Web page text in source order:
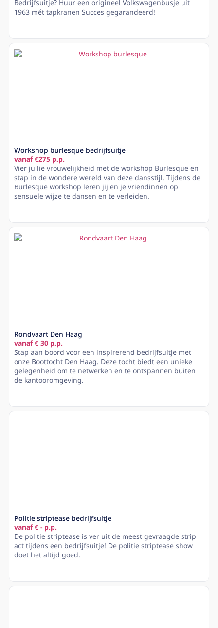
Bedrijfsuitje? Huur een origineel Volkswagenbusje uit
1963 mét tapkranen Succes gegarandeerd!
Workshop burlesque bedrijfsuitje
vanaf €275 p.p.
Vier jullie vrouwelijkheid met de workshop Burlesque en
stap in de wondere wereld van deze dansstijl. Tijdens de
Burlesque workshop leren jij en je vriendinnen op
sensuele wijze te dansen en te verleiden.
Rondvaart Den Haag
vanaf € 30 p.p.
Stap aan boord voor een inspirerend bedrijfsuitje met
onze Boottocht Den Haag. Deze tocht biedt een unieke
gelegenheid om te netwerken en te ontspannen buiten
de kantooromgeving.
Politie striptease bedrijfsuitje
vanaf € - p.p.
De politie striptease is ver uit de meest gevraagde strip
act tijdens een bedrijfsuitje! De politie striptease show
doet het altijd goed.